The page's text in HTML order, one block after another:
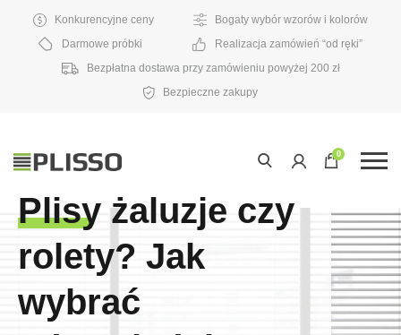
Konkurencyjne ceny
Bogaty wybór wzorów i kolorów
Darmowe próbki
Realizacja zamówień “od ręki”
Bezpłatna dostawa przy zamówieniu powyżej 200 zł
Bezpieczne zakupy
0
Plisy żaluzje czy
rolety? Jak
wybrać